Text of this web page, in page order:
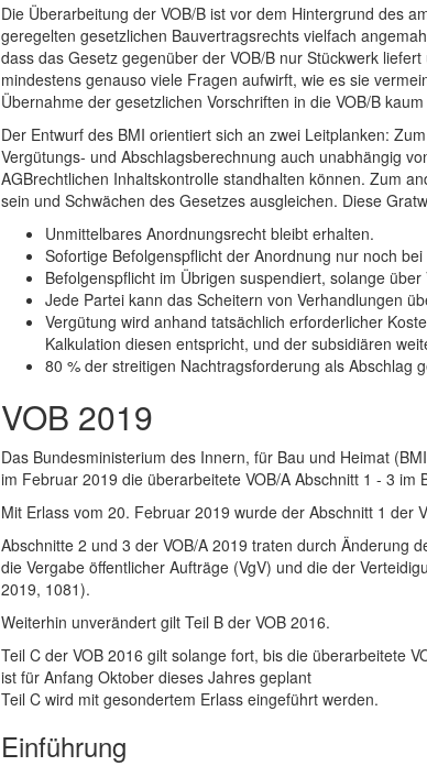
Die Überarbeitung der VOB/B ist vor dem Hintergrund des
geregelten gesetzlichen Bauvertragsrechts vielfach
dass das Gesetz gegenüber der VOB/B nur Stückwerk
mindestens genauso viele Fragen aufwirft, wie es sie
Übernahme der gesetzlichen Vorschriften in die VOB/B
Der Entwurf des BMI orientiert sich an zwei Leitplanken:
Vergütungs- und Abschlagsberechnung auch unabhängig
AGBrechtlichen Inhaltskontrolle standhalten können. Zum
sein und Schwächen des Gesetzes ausgleichen. Diese
Unmittelbares Anordnungsrecht bleibt erhalten.
Sofortige Befolgenspflicht der Anordnung nur noch
Befolgenspflicht im Übrigen suspendiert, solange
Jede Partei kann das Scheitern von Verhandlungen
Vergütung wird anhand tatsächlich erforderlicher
Kalkulation diesen entspricht, und der subsidiären
80 % der streitigen Nachtragsforderung als Abschlag
VOB 2019
Das Bundesministerium des Innern, für Bau und Heimat
im Februar 2019 die überarbeitete VOB/A Abschnitt 1 - 3 im
Mit Erlass vom 20. Februar 2019 wurde der Abschnitt 1 der
Abschnitte 2 und 3 der VOB/A 2019 traten durch Änderung
die Vergabe öffentlicher Aufträge (VgV) und die der
2019, 1081).
Weiterhin unverändert gilt Teil B der VOB 2016.
Teil C der VOB 2016 gilt solange fort, bis die überarbeitete
ist für Anfang Oktober dieses Jahres geplant
Teil C wird mit gesondertem Erlass eingeführt werden.
Einführung